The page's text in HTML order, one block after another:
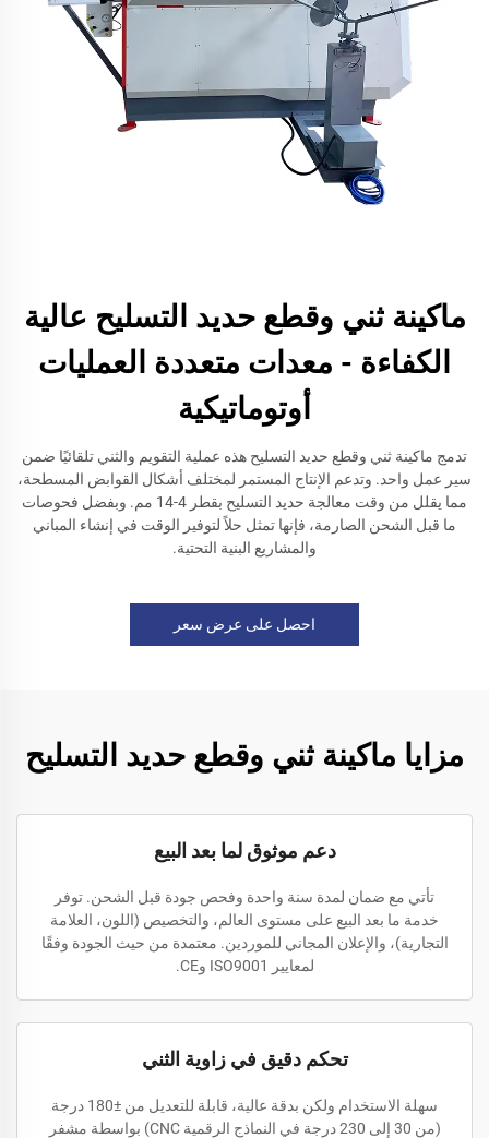
ماكينة ثني وقطع حديد التسليح عالية
الكفاءة - معدات متعددة العمليات
أوتوماتيكية
تدمج ماكينة ثني وقطع حديد التسليح هذه عملية التقويم والثني تلقائيًا ضمن
سير عمل واحد. وتدعم الإنتاج المستمر لمختلف أشكال القوابض المسطحة،
مما يقلل من وقت معالجة حديد التسليح بقطر 4-14 مم. وبفضل فحوصات
ما قبل الشحن الصارمة، فإنها تمثل حلاً لتوفير الوقت في إنشاء المباني
والمشاريع البنية التحتية.
احصل على عرض سعر
مزايا ماكينة ثني وقطع حديد التسليح
دعم موثوق لما بعد البيع
تأتي مع ضمان لمدة سنة واحدة وفحص جودة قبل الشحن. توفر
خدمة ما بعد البيع على مستوى العالم، والتخصيص (اللون، العلامة
التجارية)، والإعلان المجاني للموردين. معتمدة من حيث الجودة وفقًا
لمعايير ISO9001 وCE.
تحكم دقيق في زاوية الثني
سهلة الاستخدام ولكن بدقة عالية، قابلة للتعديل من ±180 درجة
(من 30 إلى 230 درجة في النماذج الرقمية CNC) بواسطة مشفر